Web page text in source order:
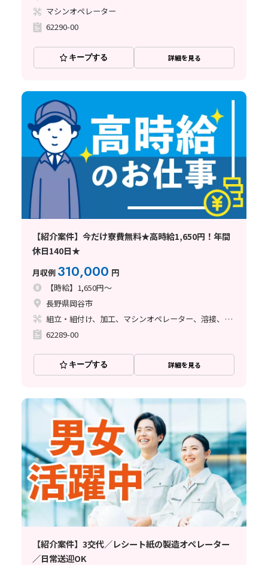
マシンオペレーター
62290-00
キープする 詳細を見る
【紹介案件】今だけ寮費無料★高時給1,650円！年間
休日140日★
月収例 310,000 円
【時給】1,650円～
長野県岡谷市
組立・組付け、加工、マシンオペレーター、溶接、バリ取り
62289-00
キープする 詳細を見る
【紹介案件】3交代／レシート紙の製造オペレーター
／日常送迎OK